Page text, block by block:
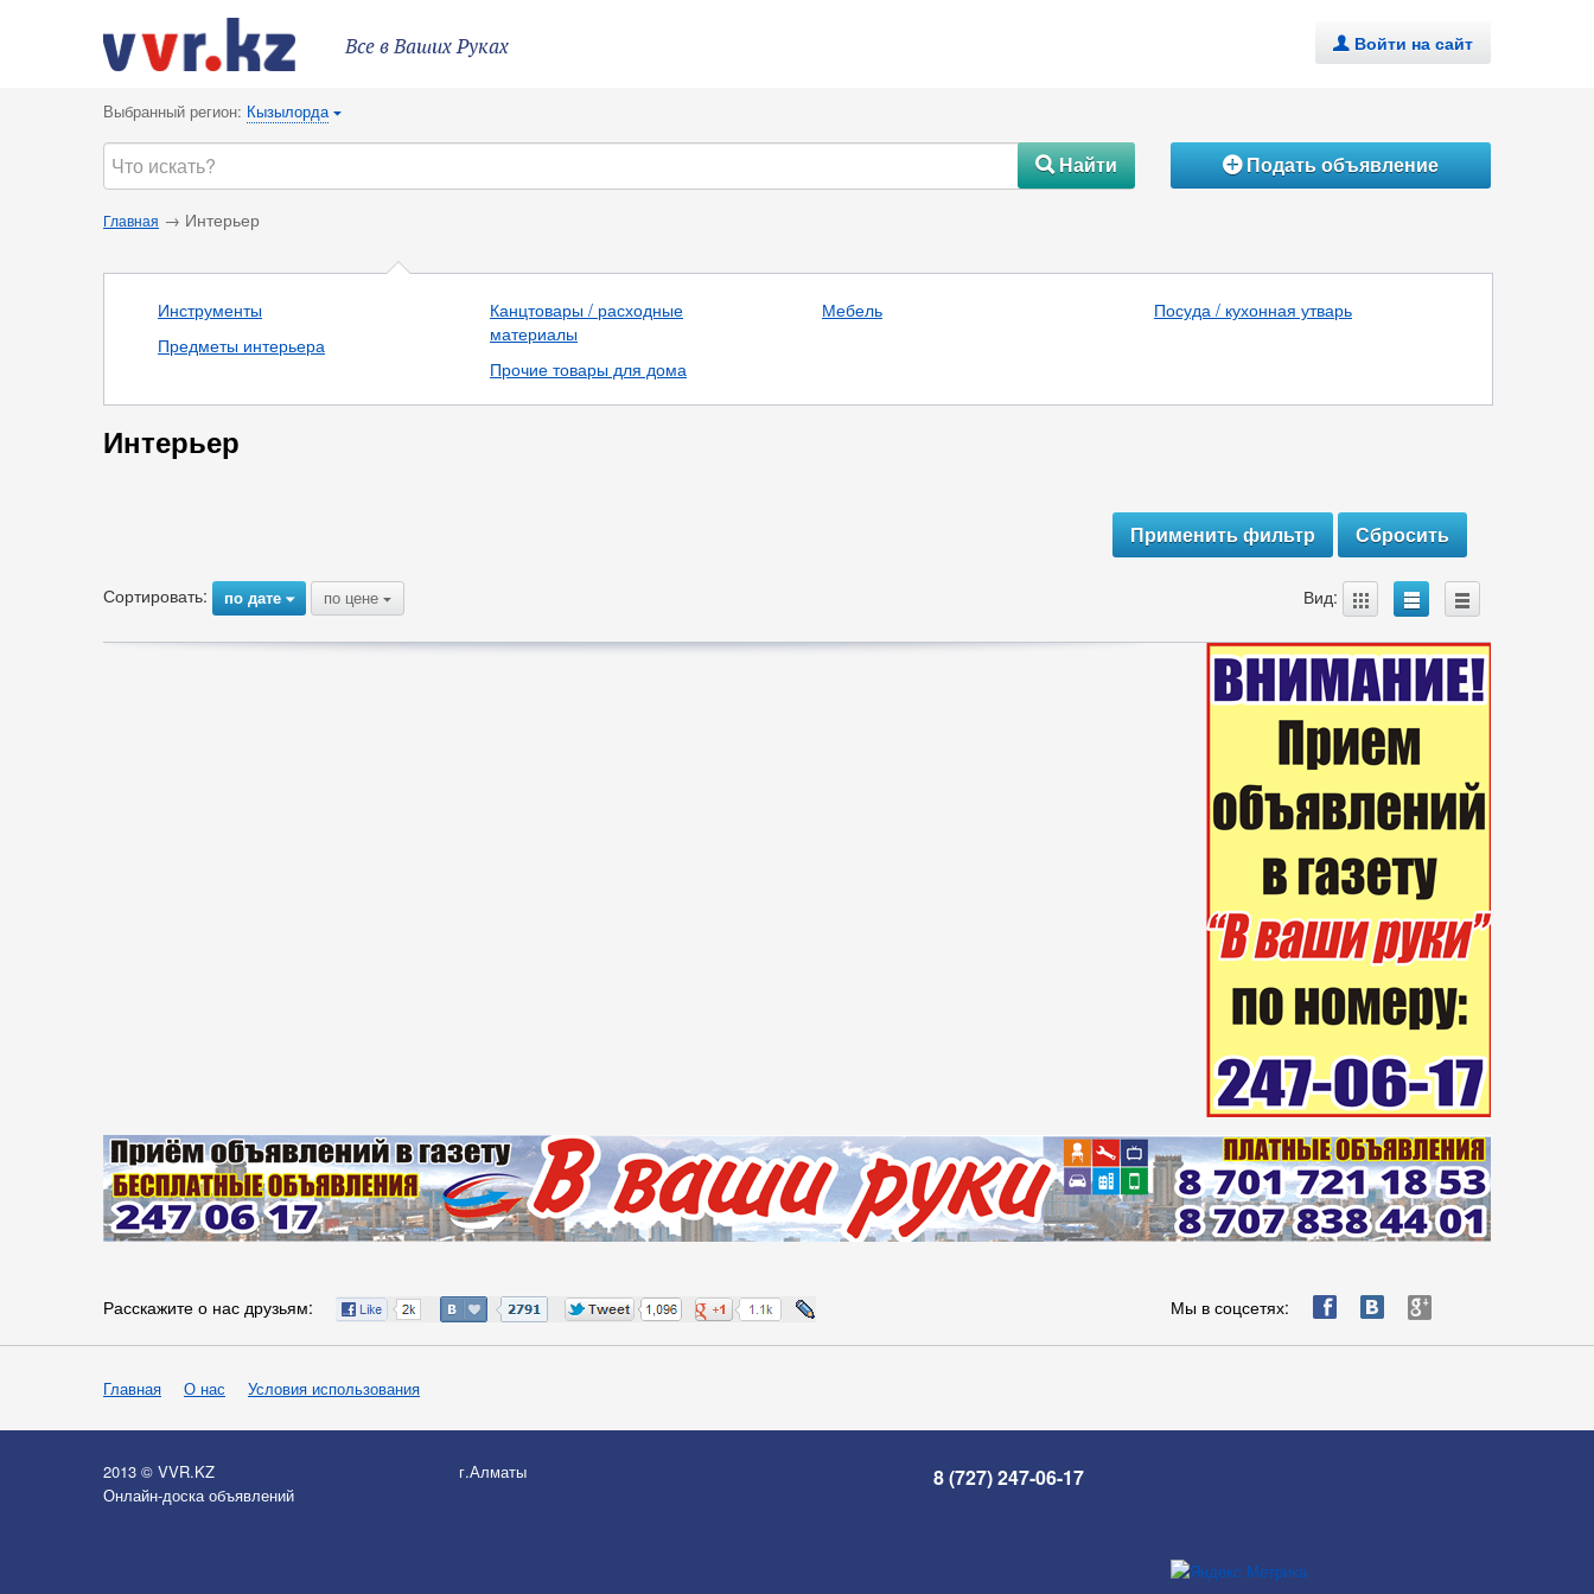
Все в Ваших Руках . Войти на сайт
Выбранный регион: Кызылорда {
#Найти ÁПодать объявление
Главная → Интерьер
Инструменты
Предметы интерьера
Канцтовары / расходные
материалы
Прочие товары для дома
Мебель Посуда / кухонная утварь
Интерьер
Сортировать: по дате{ по цене { Вид: A B C
Расскажите о нас друзьям: Мы в соцсетях: ä æ è
Главная О нас Условия использования
2013 © VVR.KZ
Онлайн-доска объявлений
г.Алматы 8 (727) 247-06-17